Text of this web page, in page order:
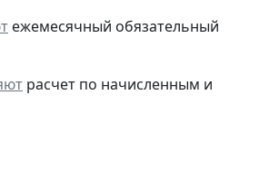
ежемесячный обязательный
расчет по начисленным и